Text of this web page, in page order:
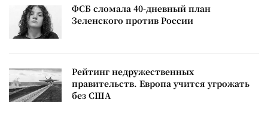
ФСБ сломала 40-дневный план
Зеленского против России
Рейтинг недружественных
правительств. Европа учится угрожать
без США